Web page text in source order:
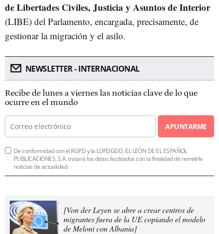
de Libertades Civiles, Justicia y Asuntos de Interior
(LIBE) del Parlamento, encargada, precisamente, de
gestionar la migración y el asilo.
NEWSLETTER - INTERNACIONAL
Recibe de lunes a viernes las noticias clave de lo que
ocurre en el mundo
APUNTARME
De conformidad con el RGPD y la LOPDGDD, EL LEÓN DE EL ESPAÑOL
PUBLICACIONES, S.A. tratará los datos facilitados con la finalidad de remitirle
noticias de actualidad.
[Von der Leyen se abre a crear centros de
migrantes fuera de la UE copiando el modelo
de Meloni con Albania]